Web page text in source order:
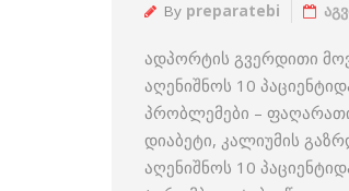
By preparatebi
ადპორტის გვერდითი
აღენიშნოს 10
პრობლემები –
დიაბეტი, კალიუმის
აღენიშნოს 10